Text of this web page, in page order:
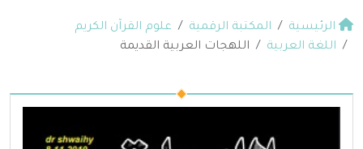
الرئيسية المكتبة الرقمية
علوم القرآن الكريم
اللغة العربية
اللهجات العربية القديمة